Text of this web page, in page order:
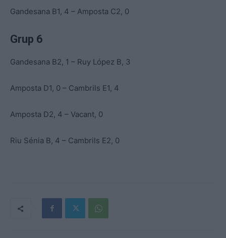
Gandesana B1, 4 – Amposta C2, 0
Grup 6
Gandesana B2, 1 – Ruy López B, 3
Amposta D1, 0 – Cambrils E1, 4
Amposta D2, 4 – Vacant, 0
Riu Sénia B, 4 – Cambrils E2, 0